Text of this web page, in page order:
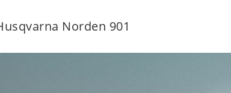
Norden 901